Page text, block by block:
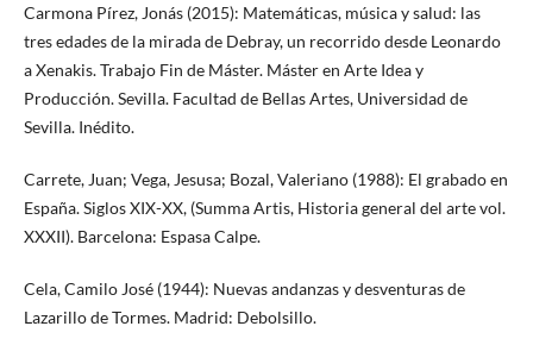
Carmona Pírez, Jonás (2015): Matemáticas, música y salud: las
tres edades de la mirada de Debray, un recorrido desde Leonardo
a Xenakis. Trabajo Fin de Máster. Máster en Arte Idea y
Producción. Sevilla. Facultad de Bellas Artes, Universidad de
Sevilla. Inédito.
Carrete, Juan; Vega, Jesusa; Bozal, Valeriano (1988): El grabado en
España. Siglos XIX-XX, (Summa Artis, Historia general del arte vol.
XXXII). Barcelona: Espasa Calpe.
Cela, Camilo José (1944): Nuevas andanzas y desventuras de
Lazarillo de Tormes. Madrid: Debolsillo.